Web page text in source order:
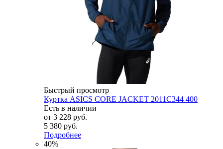
Быстрый просмотр
Куртка ASICS CORE JACKET 2011C344 400
Есть в наличии
от 3 228 руб.
5 380 руб.
Подробнее
40%